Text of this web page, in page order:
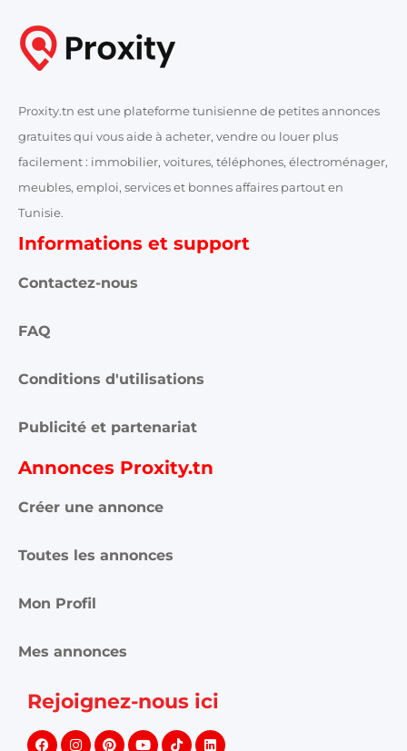
Proxity.tn est une plateforme tunisienne de petites annonces
gratuites qui vous aide à acheter, vendre ou louer plus
facilement : immobilier, voitures, téléphones, électroménager,
meubles, emploi, services et bonnes affaires partout en
Tunisie.
Informations et support
Contactez-nous
FAQ
Conditions d'utilisations
Publicité et partenariat
Annonces Proxity.tn
Créer une annonce
Toutes les annonces
Mon Profil
Mes annonces
Rejoignez-nous ici